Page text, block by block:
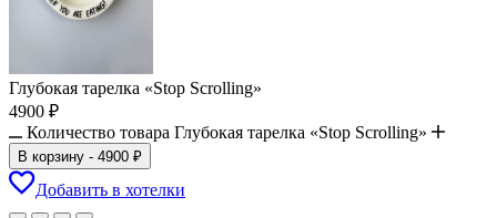
Глубокая тарелка «Stop Scrolling»
4900 ₽
Количество товара Глубокая тарелка «Stop Scrolling»
В корзину - 4900 ₽
Добавить в хотелки